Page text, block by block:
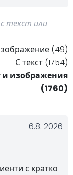
текст или
(49)
С текст (1754)
и изображения
(1760)
6.8. 2026
с кратко